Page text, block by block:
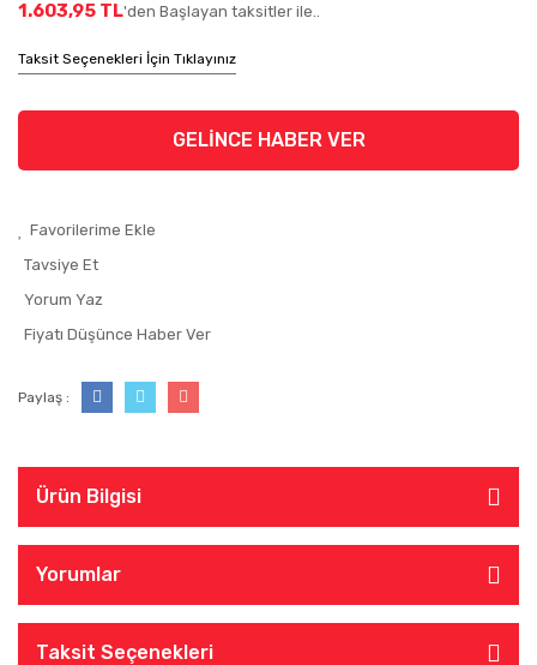
1.603,95 TL'den Başlayan taksitler ile..
Taksit Seçenekleri İçin Tıklayınız
GELİNCE HABER VER
Tavsiye Et
Yorum Yaz
Fiyatı Düşünce Haber Ver
Paylaş :
Ürün Bilgisi
Yorumlar
Taksit Seçenekleri